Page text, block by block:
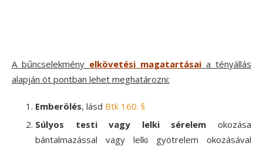
A bűncselekmény elkövetési magatartásai a tényállás
alapján öt pontban lehet meghatározni:
Emberölés, lásd Btk 160. §
Súlyos testi vagy lelki sérelem okozása
bántalmazással vagy lelki gyötrelem okozásával